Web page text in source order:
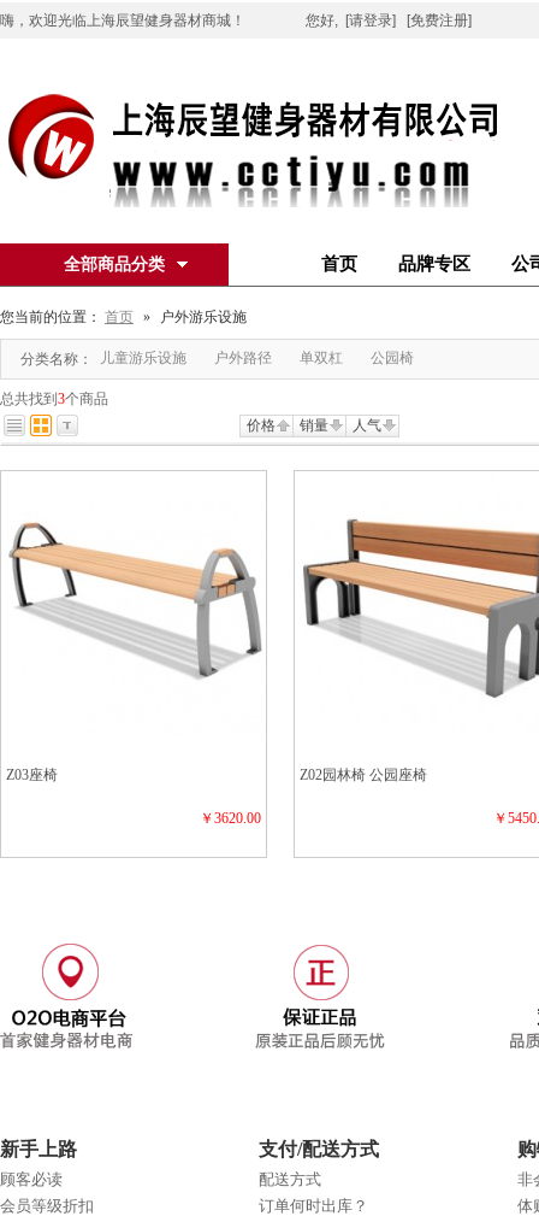
嗨，欢迎光临上海辰望健身器材商城！ 您好, [请登录] [免费注册]
全部商品分类 首页 品牌专区 公
您当前的位置： 首页 » 户外游乐设施
分类名称： 儿童游乐设施 户外路径 单双杠 公园椅
总共找到 3个商品
价格
销量 人气
Z03座椅
￥3620.00
Z02园林椅 公园座椅
￥
新手上路
顾客必读
会员等级折扣
支付/配送方式
配送方式
订单何时出库？
非
体